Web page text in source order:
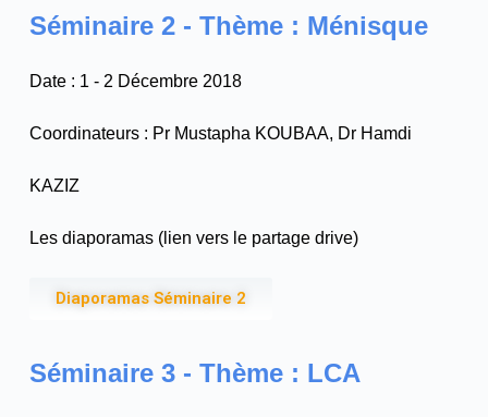
Séminaire 2 - Thème : Ménisque
Date : 1 - 2 Décembre 2018
Coordinateurs : Pr Mustapha KOUBAA, Dr Hamdi
KAZIZ
Les diaporamas (lien vers le partage drive)
Diaporamas Séminaire 2
Séminaire 3 - Thème : LCA